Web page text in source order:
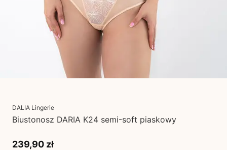
DALIA Lingerie
Biustonosz DARIA K24 semi-soft piaskowy
239,90 zł